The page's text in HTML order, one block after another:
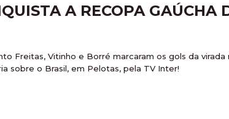
A RECOPA GAÚCHA
Freitas, Vitinho e Borré marcaram os gols da
sobre o Brasil, em Pelotas, pela TV Inter!